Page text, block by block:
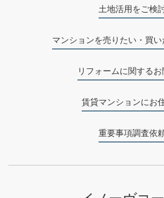
土地活用をご検
マンションを売りたい・買
リフォームに関する
賃貸マンションにお
重要事項調査依